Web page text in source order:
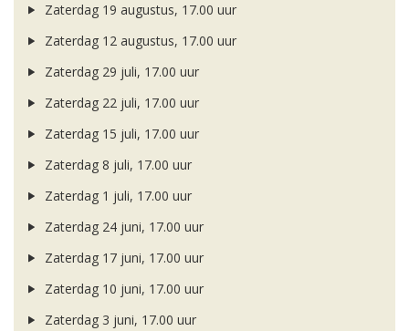
Zaterdag 19 augustus, 17.00 uur
Zaterdag 12 augustus, 17.00 uur
Zaterdag 29 juli, 17.00 uur
Zaterdag 22 juli, 17.00 uur
Zaterdag 15 juli, 17.00 uur
Zaterdag 8 juli, 17.00 uur
Zaterdag 1 juli, 17.00 uur
Zaterdag 24 juni, 17.00 uur
Zaterdag 17 juni, 17.00 uur
Zaterdag 10 juni, 17.00 uur
Zaterdag 3 juni, 17.00 uur